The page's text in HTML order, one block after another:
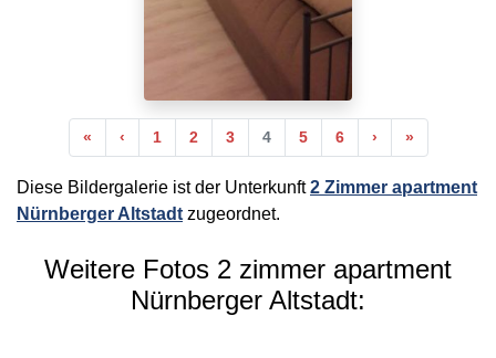
«Anfang
‹Vorherige
1 2 3 4 5 6 ›Nächste
»Ende
Diese Bildergalerie ist der Unterkunft2 Zimmer apartment
Nürnberger Altstadt zugeordnet.
Weitere Fotos 2 zimmer apartment
Nürnberger Altstadt: